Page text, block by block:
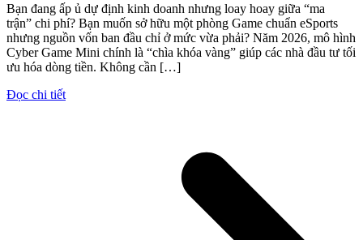
Bạn đang ấp ủ dự định kinh doanh nhưng loay hoay giữa “ma
trận” chi phí? Bạn muốn sở hữu một phòng Game chuẩn eSports
nhưng nguồn vốn ban đầu chỉ ở mức vừa phải? Năm 2026, mô hình
Cyber Game Mini chính là “chìa khóa vàng” giúp các nhà đầu tư tối
ưu hóa dòng tiền. Không cần […]
Đọc chi tiết